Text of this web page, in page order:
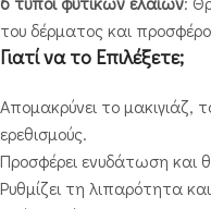
του δέρματος και
Γιατί να το Επιλέξετε;
Απομακρύνει το μακιγιάζ,
ερεθισμούς.
Προσφέρει ενυδάτωση και
Ρυθμίζει τη λιπαρότητα